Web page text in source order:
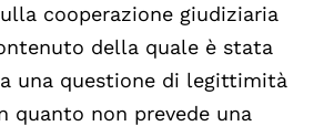
cooperazione giudiziaria
della quale è stata
una questione di legittimità
quanto non prevede una